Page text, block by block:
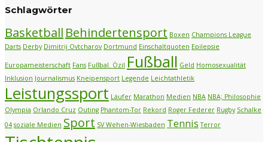
Schlagwörter
Basketball Behindertensport Boxen Champions League
Darts Derby Dimitrij Ovtcharov Dortmund Einschaltquoten Epilepsie
Europameisterschaft Fans Fußbal. Özil Fußball Geld Homosexualität
Inklusion Journalismus Kneipensport Legende Leichtathletik
Leistungssport Läufer Marathon Medien NBA NBA; Philosophie
Olympia Orlando Cruz Outing Phantom-Tor Rekord Roger Federer Rugby Schalke
04 soziale Medien Sport SV Wehen-Wiesbaden Tennis Terror